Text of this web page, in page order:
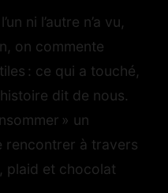
ni l’autre n’a vu,
on commente
: ce qui a touché,
dit de nous.
» un
rencontrer à travers
plaid et chocolat